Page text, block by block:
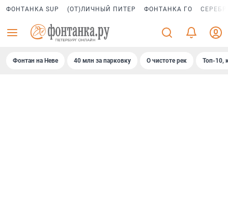
ФОНТАНКА SUP (ОТ)ЛИЧНЫЙ ПИТЕР ФОНТАНКА ГО
Фонтан на Неве 40 млн за парковку О чистоте рек Топ-10,